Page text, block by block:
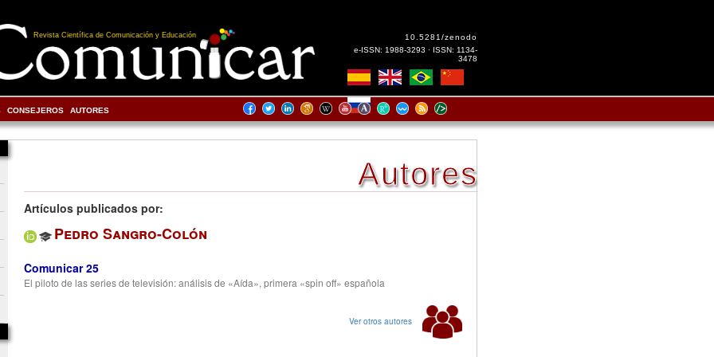
Revista Científica de Comunicación y Educación
10.5281/zenodo
e-ISSN: 1988-3293 · ISSN: 1134-
3478
CONSEJEROS AUTORES
Autores
Artículos publicados por:
Pedro Sangro-Colón
Comunicar 25
El piloto de las series de televisión: análisis de «Aída», primera «spin off» española
Ver otros autores